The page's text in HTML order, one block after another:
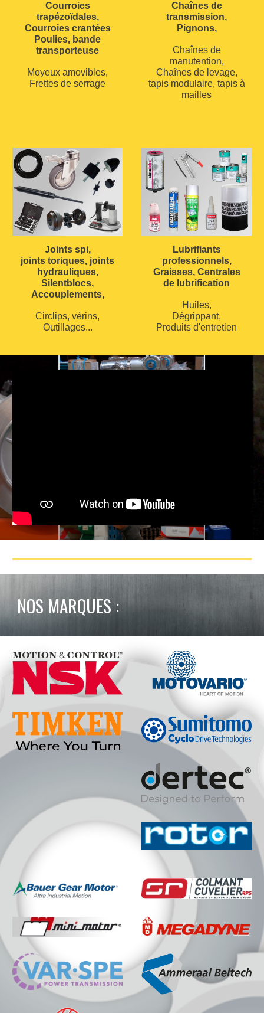
Courroies
trapézoïdales,
Courroies crantées
Poulies, bande
transporteuse
Moyeux amovibles,
Frettes de serrage
Chaînes de
transmission,
Pignons,
Chaînes de
manutention,
Chaînes de levage,
tapis modulaire, tapis à
mailles
Joints spi,
joints toriques, joints
hydrauliques,
Silentblocs,
Accouplements,
Circlips, vérins,
Outillages...
Lubrifiants
professionnels,
Graisses, Centrales
de lubrification
Huiles,
Dégrippant,
Produits d'entretien
NOS MARQUES :